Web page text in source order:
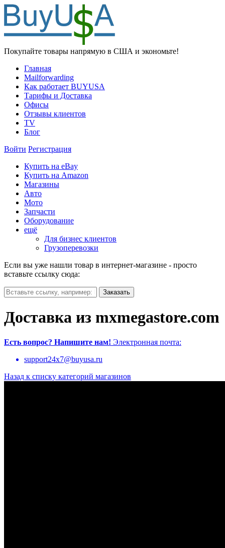
Покупайте товары напрямую в США и экономьте!
Главная
Mailforwarding
Как работает BUYUSA
Тарифы и Доставка
Офисы
Отзывы клиентов
TV
Блог
Войти Регистрация
Купить на eBay
Купить на Amazon
Магазины
Авто
Мото
Запчасти
Оборудование
ещё
Для бизнес клиентов
Грузоперевозки
Если вы уже нашли товар в интернет-магазине - просто
вставьте ссылку сюда:
Доставка из mxmegastore.com
Есть вопрос? Напишите нам! Электронная почта:
support24x7@buyusa.ru
Назад к списку категорий магазинов